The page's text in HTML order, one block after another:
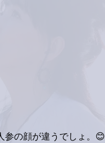
参の顔が違うでしょ。😊